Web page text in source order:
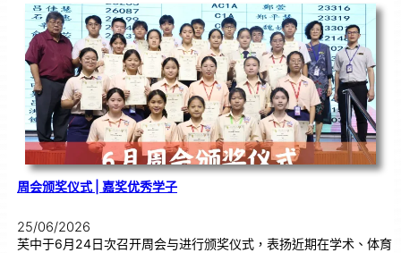
演
出
！
马
日
印
台
在
芙
中
大
舞
台
以
鼓
交
流
周会颁奖仪式 | 嘉奖优秀学子
25/06/2026
芙中于6月24日次召开周会与进行颁奖仪式，表扬近期在学术、体育